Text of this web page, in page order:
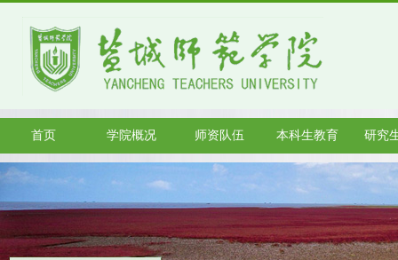
首页 学院概况 师资队伍 本科生教育 研究